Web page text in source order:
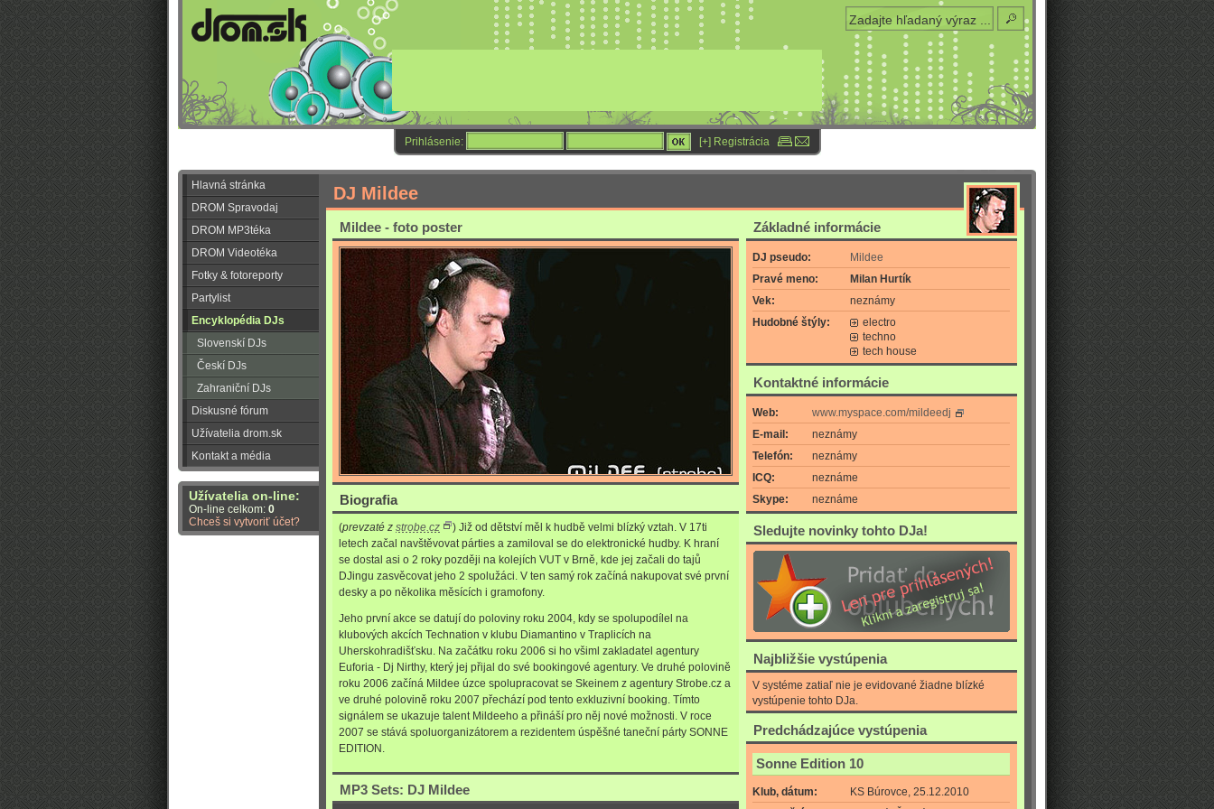
Prihlásenie: [+] Registrácia
Hlavná stránka
DROM Spravodaj
DROM MP3téka
DROM Videotéka
Fotky & fotoreporty
Partylist
Encyklopédia DJs
Slovenskí DJs
Českí DJs
Zahraniční DJs
Diskusné fórum
Užívatelia drom.sk
Kontakt a média
Užívatelia on-line:
On-line celkom: 0
Chceš si vytvoriť účet?
DJ Mildee
Mildee - foto poster
Biografia
(prevzaté z strobe.cz
) Již od dětství měl k hudbě velmi blízký vztah. V 17ti
letech začal navštěvovat párties a zamiloval se do elektronické hudby. K hraní
se dostal asi o 2 roky později na kolejích VUT v Brně, kde jej začali do tajů
DJingu zasvěcovat jeho 2 spolužáci. V ten samý rok začíná nakupovat své první
desky a po několika měsících i gramofony.
Jeho první akce se datují do poloviny roku 2004, kdy se spolupodílel na
klubových akcích Technation v klubu Diamantino v Traplicích na
Uherskohradišťsku. Na začátku roku 2006 si ho všiml zakladatel agentury
Euforia - Dj Nirthy, který jej přijal do své bookingové agentury. Ve druhé polovině
roku 2006 začíná Mildee úzce spolupracovat se Skeinem z agentury Strobe.cz a
ve druhé polovině roku 2007 přechází pod tento exkluzivní booking. Tímto
signálem se ukazuje talent Mildeeho a přináší pro něj nové možnosti. V roce
2007 se stává spoluorganizátorem a rezidentem úspěšné taneční párty SONNE
EDITION.
MP3 Sets: DJ Mildee
Základné informácie
DJ pseudo:
Mildee
Pravé meno:
Milan Hurtík
Vek:
neznámy
Hudobné štýly:
electro
techno
tech house
Kontaktné informácie
Web:
www.myspace.com/mildeedj
E-mail:
neznámy
Telefón:
neznámy
ICQ:
neznáme
Skype:
neznáme
Sledujte novinky tohto DJa!
Najbližšie vystúpenia
V systéme zatiaľ nie je evidované žiadne blízké
vystúpenie tohto DJa.
Predchádzajúce vystúpenia
Sonne Edition 10
Klub, dátum:
KS Búrovce, 25.12.2010